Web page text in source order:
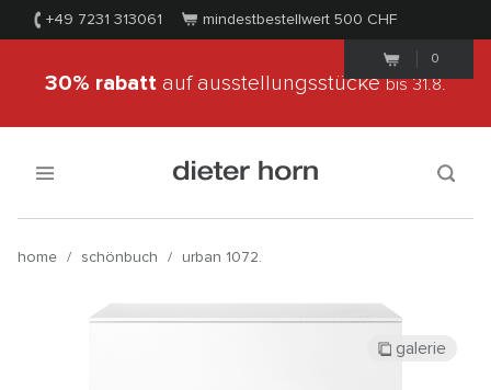
+49 7231 313061 mindestbestellwert 500 CHF
0
30% rabatt auf ausstellungsstückebis 31.8.
home / schönbuch / urban 1072.
galerie